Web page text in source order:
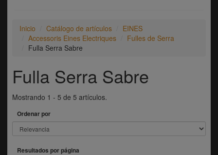
Inicio Catálogo de artículos
EINES
Accessoris Eines Electriques
Fulles de Serra
Fulla Serra Sabre
Fulla Serra Sabre
Mostrando 1 - 5 de 5 artículos.
Ordenar por
Resultados por página